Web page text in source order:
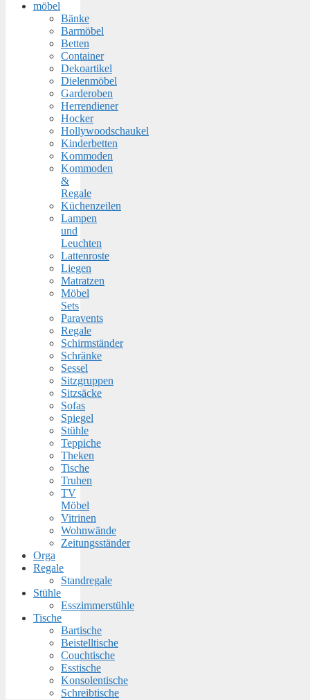
möbel
Bänke
Barmöbel
Betten
Container
Dekoartikel
Dielenmöbel
Garderoben
Herrendiener
Hocker
Hollywoodschaukel
Kinderbetten
Kommoden
Kommoden
&
Regale
Küchenzeilen
Lampen
und
Leuchten
Lattenroste
Liegen
Matratzen
Möbel
Sets
Paravents
Regale
Schirmständer
Schränke
Sessel
Sitzgruppen
Sitzsäcke
Sofas
Spiegel
Stühle
Teppiche
Theken
Tische
Truhen
TV
Möbel
Vitrinen
Wohnwände
Zeitungsständer
Orga
Regale
Standregale
Stühle
Esszimmerstühle
Tische
Bartische
Beistelltische
Couchtische
Esstische
Konsolentische
Schreibtische